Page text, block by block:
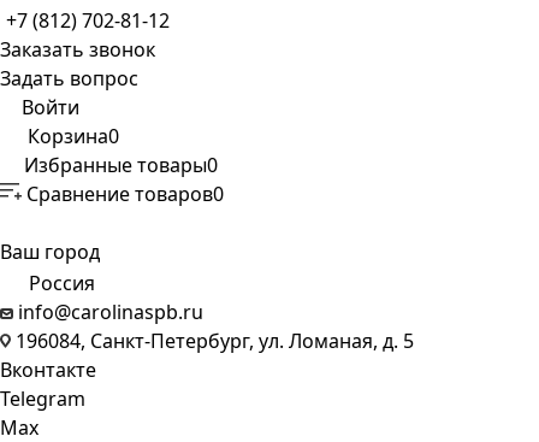
+7 (812) 702-81-12
Заказать звонок
Задать вопрос
Войти
Корзина0
Избранные товары0
Сравнение товаров0
Ваш город
Россия
info@carolinaspb.ru
196084, Санкт-Петербург, ул. Ломаная, д. 5
Вконтакте
Telegram
Max